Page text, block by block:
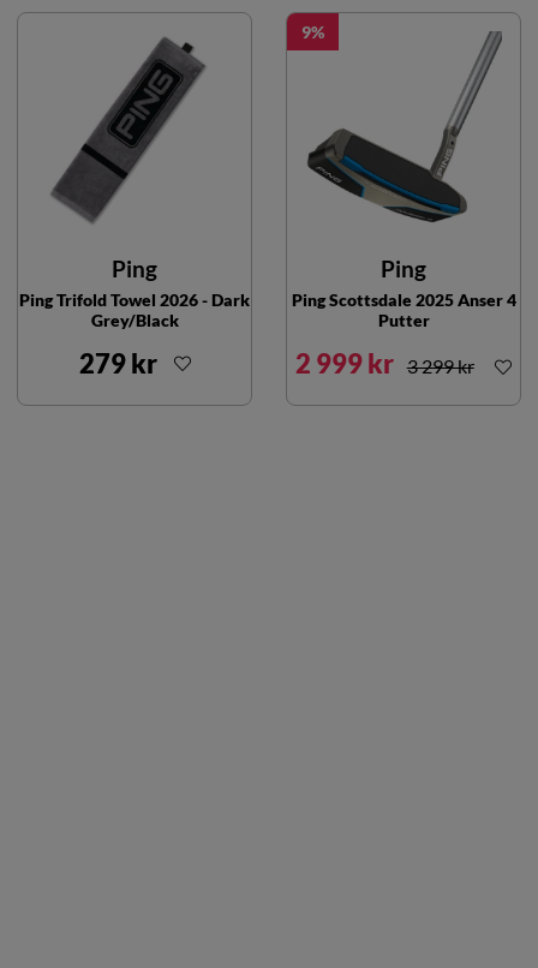
Ping
Ping Trifold Towel 2026 - Dark
Grey/Black
279 kr
9
Ping
Ping Scottsdale 2025 Anser 4
Putter
2 999 kr 3 299 kr